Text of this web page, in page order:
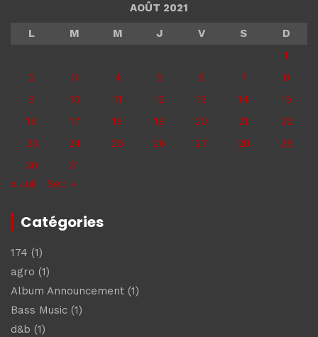
AOÛT 2021
L
M M J V S
D
1
2
3 4 5 6 7
8
9
10 11 12 13 14
15
16
17 18 19 20 21
22
23
24 25 26 27 28
29
30
31
« Juil
Sep »
Catégories
174 (1)
agro (1)
Album Announcement (1)
Bass Music (1)
d&b (1)